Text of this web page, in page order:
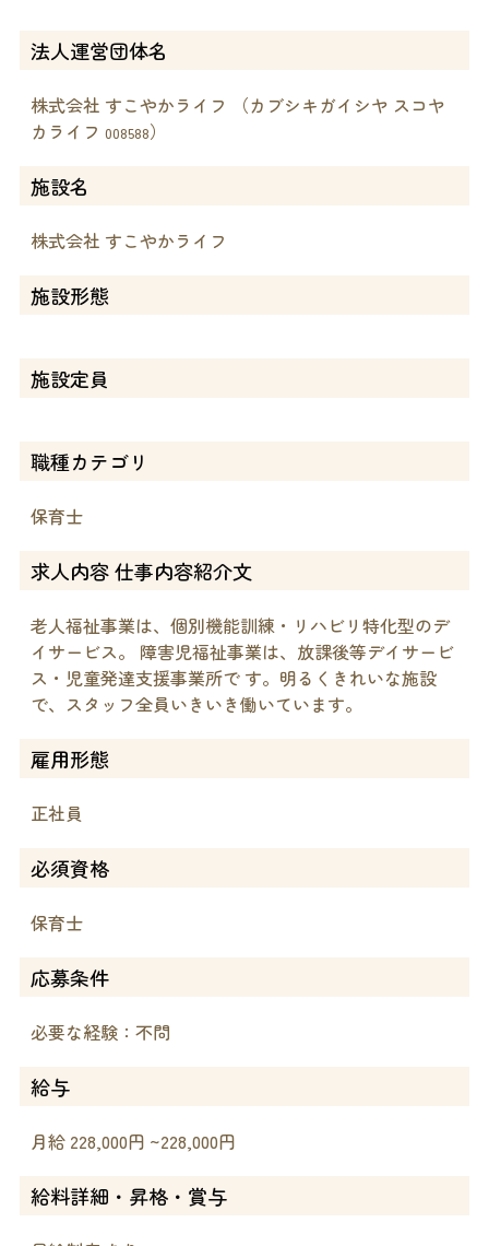
法人運営団体名
株式会社 すこやかライフ （カブシキガイシヤ スコヤ
カライフ 008588）
施設名
株式会社 すこやかライフ
施設形態
施設定員
職種カテゴリ
保育士
求人内容 仕事内容紹介文
老人福祉事業は、個別機能訓練・リハビリ特化型のデ
イサービス。 障害児福祉事業は、放課後等デイサービ
ス・児童発達支援事業所で す。明るくきれいな施設
で、スタッフ全員いきいき働いています。
雇用形態
正社員
必須資格
保育士
応募条件
必要な経験：不問
給与
月給 228,000円 ~228,000円
給料詳細・昇格・賞与